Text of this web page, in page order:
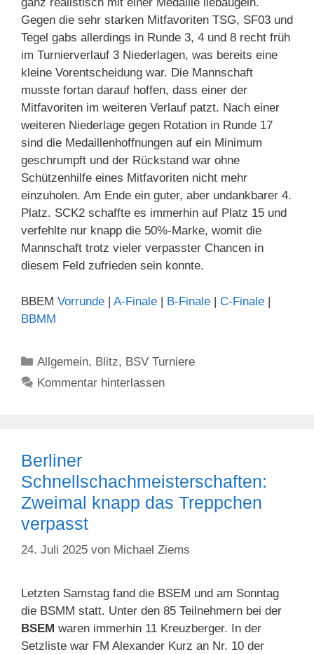
ganz realistisch mit einer Medaille liebäugeln.
Gegen die sehr starken Mitfavoriten TSG, SF03 und
Tegel gabs allerdings in Runde 3, 4 und 8 recht früh
im Turnierverlauf 3 Niederlagen, was bereits eine
kleine Vorentscheidung war. Die Mannschaft
musste fortan darauf hoffen, dass einer der
Mitfavoriten im weiteren Verlauf patzt. Nach einer
weiteren Niederlage gegen Rotation in Runde 17
sind die Medaillenhoffnungen auf ein Minimum
geschrumpft und der Rückstand war ohne
Schützenhilfe eines Mitfavoriten nicht mehr
einzuholen. Am Ende ein guter, aber undankbarer 4.
Platz. SCK2 schaffte es immerhin auf Platz 15 und
verfehlte nur knapp die 50%-Marke, womit die
Mannschaft trotz vieler verpasster Chancen in
diesem Feld zufrieden sein konnte.
BBEM Vorrunde | A-Finale | B-Finale | C-Finale |
BBMM
Kategorien
Allgemein, Blitz, BSV Turniere
Kommentar hinterlassen
Berliner
Schnellschachmeisterschaften:
Zweimal knapp das Treppchen
verpasst
24. Juli 2025 von Michael Ziems
Letzten Samstag fand die BSEM und am Sonntag
die BSMM statt. Unter den 85 Teilnehmern bei der
BSEM waren immerhin 11 Kreuzberger. In der
Setzliste war FM Alexander Kurz an Nr. 10 der